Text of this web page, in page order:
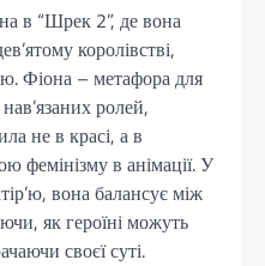
в “Шрек 2”, де вона
королівстві,
Фіона – метафора для
ролей,
не в красі, а в
фемінізму в анімації. У
вона балансує між
як героїні можуть
своєї суті.